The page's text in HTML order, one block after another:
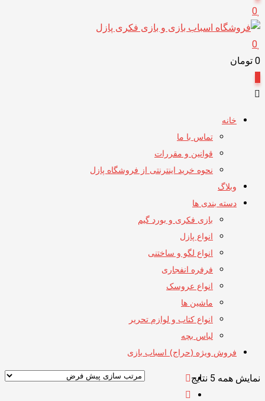
0
0
0 تومان
خانه
تماس با ما
قوانین و مقررات
نحوه خرید اینترنتی از فروشگاه پازل
وبلاگ
دسته بندی ها
بازی فکری و بورد گیم
انواع پازل
انواع لگو و ساختنی
فرفره انفجاری
انواع عروسک
ماشین ها
انواع کتاب و لوازم تحریر
لباس بچه
فروش ویژه (حراج) اسباب بازی
نمایش همه 5 نتایج